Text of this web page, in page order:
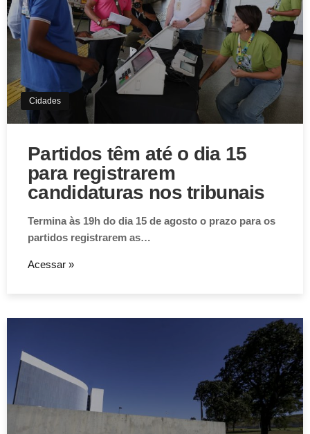
Aviso de Cookies!
Este website utiliza Cookies. Usamos cookies, garantindo
experiência única em nosso site.
Cidades
Partidos têm até o dia 15
para registrarem
candidaturas nos tribunais
Termina às 19h do dia 15 de agosto o prazo para os
partidos registrarem as…
Acessar »